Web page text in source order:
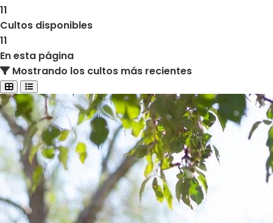
11
Cultos disponibles
11
En esta página
Mostrando los cultos más recientes